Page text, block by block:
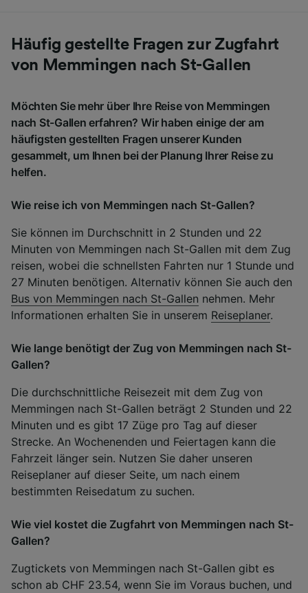
Häufig gestellte Fragen zur Zugfahrt
von Memmingen nach St-Gallen
Möchten Sie mehr über Ihre Reise von Memmingen
nach St-Gallen erfahren? Wir haben einige der am
häufigsten gestellten Fragen unserer Kunden
gesammelt, um Ihnen bei der Planung Ihrer Reise zu
helfen.
Wie reise ich von Memmingen nach St-Gallen?
Sie können im Durchschnitt in 2 Stunden und 22
Minuten von Memmingen nach St-Gallen mit dem Zug
reisen, wobei die schnellsten Fahrten nur 1 Stunde und
27 Minuten benötigen. Alternativ können Sie auch den
Bus von Memmingen nach St-Gallen nehmen. Mehr
Informationen erhalten Sie in unserem Reiseplaner.
Wie lange benötigt der Zug von Memmingen nach St-
Gallen?
Die durchschnittliche Reisezeit mit dem Zug von
Memmingen nach St-Gallen beträgt 2 Stunden und 22
Minuten und es gibt 17 Züge pro Tag auf dieser
Strecke. An Wochenenden und Feiertagen kann die
Fahrzeit länger sein. Nutzen Sie daher unseren
Reiseplaner auf dieser Seite, um nach einem
bestimmten Reisedatum zu suchen.
Wie viel kostet die Zugfahrt von Memmingen nach St-
Gallen?
Zugtickets von Memmingen nach St-Gallen gibt es
schon ab CHF 23.54, wenn Sie im Voraus buchen, und